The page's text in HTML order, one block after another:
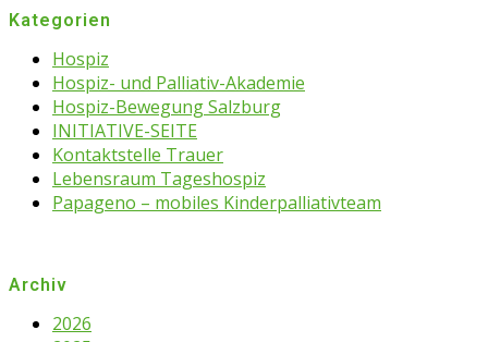
Kategorien
Hospiz
Hospiz- und Palliativ-Akademie
Hospiz-Bewegung Salzburg
INITIATIVE-SEITE
Kontaktstelle Trauer
Lebensraum Tageshospiz
Papageno – mobiles Kinderpalliativteam
Archiv
2026